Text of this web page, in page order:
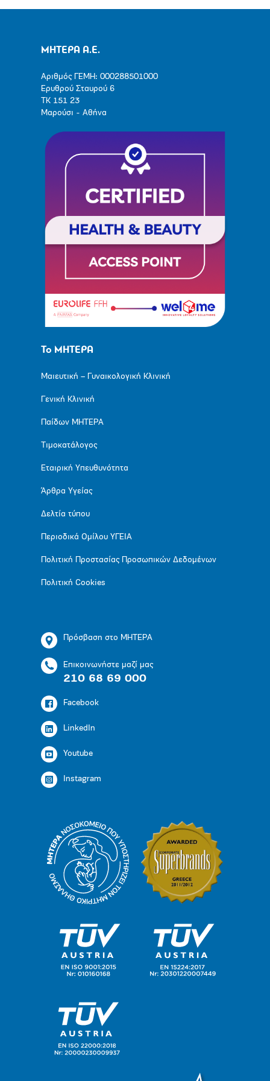
ΜΗΤΕΡΑ Α.Ε.
Αριθμός ΓΕΜΗ: 000288501000
Ερυθρού Σταυρού 6
ΤΚ 151 23
Μαρούσι - Αθήνα
Το ΜΗΤΕΡΑ
Μαιευτική – Γυναικολογική Κλινική
Γενική Κλινική
Παίδων ΜΗΤΕΡΑ
Τιμοκατάλογος
Εταιρική Υπευθυνότητα
Άρθρα Υγείας
Δελτία τύπου
Περιοδικά Ομίλου ΥΓΕΙΑ
Πολιτική Προστασίας Προσωπικών Δεδομένων
Πολιτική Cookies
Πρόσβαση στο ΜΗΤΕΡΑ
Επικοινωνήστε μαζί μας
210 68 69 000
Facebook
LinkedIn
Youtube
Instagram